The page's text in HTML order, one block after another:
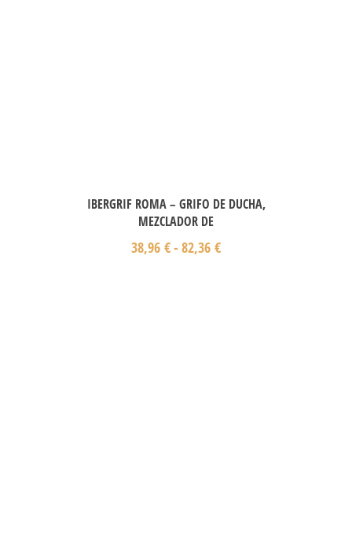
IBERGRIF ROMA – GRIFO DE DUCHA,
MEZCLADOR DE
38,96 €- 82,36 €